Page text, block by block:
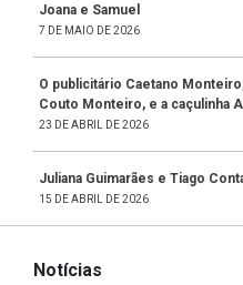
Joana e Samuel
7 DE MAIO DE 2026
O publicitário Caetano
Couto Monteiro, e a caçulinha
23 DE ABRIL DE 2026
Juliana Guimarães e Tiago
15 DE ABRIL DE 2026
Notícias